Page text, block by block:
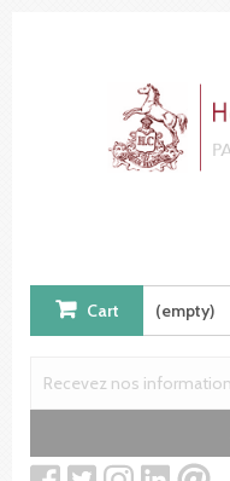
Cart (empty)